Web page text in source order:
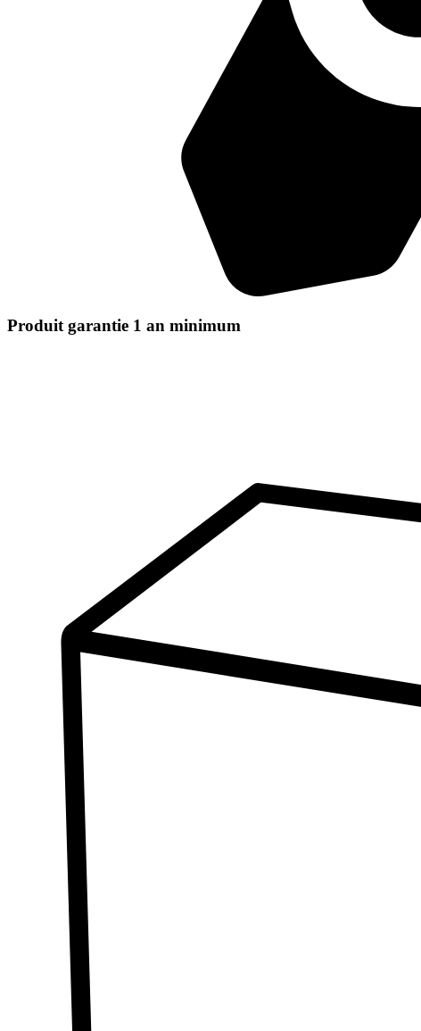
Produit garantie 1 an minimum